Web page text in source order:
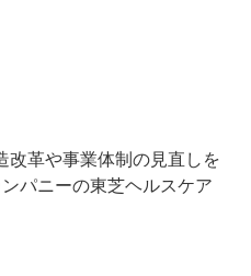
革や事業体制の見直しを
パニーの東芝ヘルスケア